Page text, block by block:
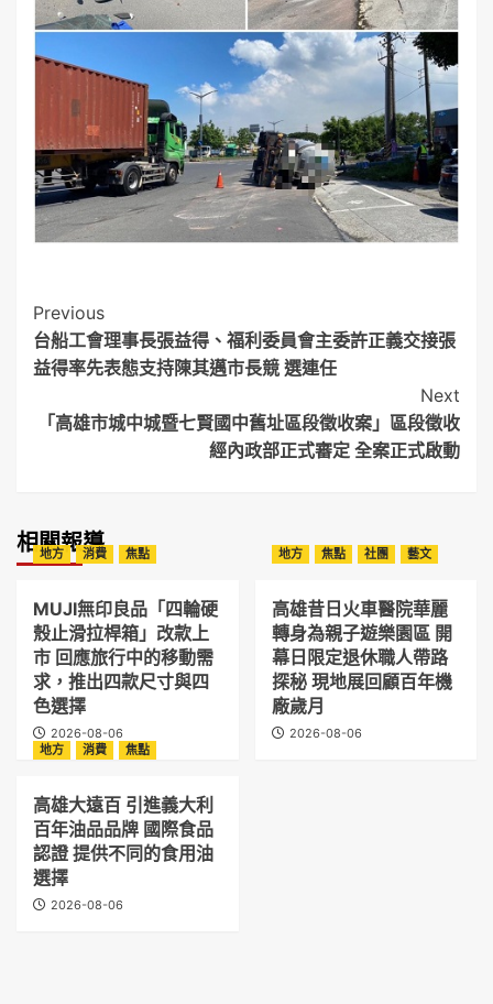
Post
Navigation
Previous
台船工會理事長張益得、福利委員會主委許正義交接張
益得率先表態支持陳其邁市長競 選連任
Next
「高雄市城中城暨七賢國中舊址區段徵收案」區段徵收
經內政部正式審定 全案正式啟動
相關報導
地方 消費 焦點
MUJI無印良品「四輪硬
殼止滑拉桿箱」改款上
市 回應旅行中的移動需
求，推出四款尺寸與四
色選擇
2026-08-06
地方 焦點 社團 藝文
高雄昔日火車醫院華麗
轉身為親子遊樂園區 開
幕日限定退休職人帶路
探秘 現地展回顧百年機
廠歲月
2026-08-06
地方
消費 焦點
高雄大遠百 引進義大利
百年油品品牌 國際食品
認證 提供不同的食用油
選擇
2026-08-06